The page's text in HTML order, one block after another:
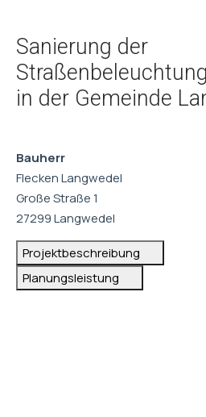
Sanierung der
Straßenbeleuchtung
in der Gemeinde
Bauherr
Flecken Langwedel
Große Straße 1
27299 Langwedel
Projektbeschreibung
Planungsleistung